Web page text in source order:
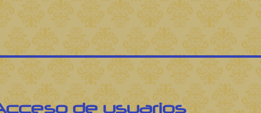
Talleres y charlas
de usuarios